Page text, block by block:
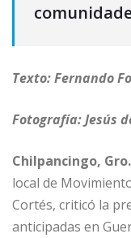
Texto: Fernando
Fotografía: Jesús
Chilpancingo,
local de
Cortés, criticó la
anticipadas en